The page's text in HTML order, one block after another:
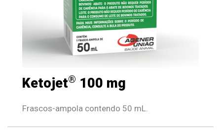
Ketojet® 100 mg
Frascos-ampola contendo 50 mL.